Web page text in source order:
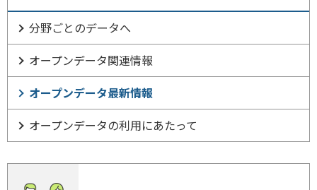
分野ごとのデータへ
オープンデータ関連情報
オープンデータ最新情報
オープンデータの利用にあたって